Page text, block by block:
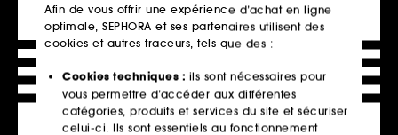
SEPHORA COLLECTION
Color Shifter
Palette Visage
40
16,99€
FENTY BEAUTY
Sculpting Bronzer Brush
29
37,00€
Afin de vous offrir une expérience d’achat en ligne
optimale, SEPHORA et ses partenaires utilisent des
cookies et autres traceurs, tels que des :
Cookies techniques : ils sont nécessaires pour
vous permettre d’accéder aux différentes
catégories, produits et services du site et sécuriser
celui-ci. Ils sont essentiels au fonctionnement